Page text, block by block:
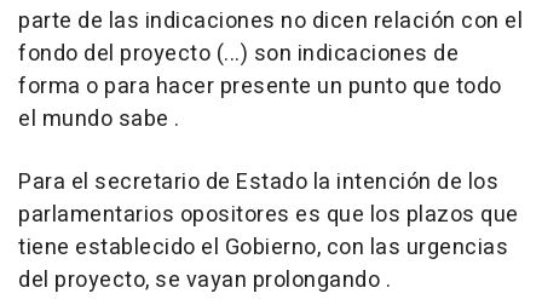
parte de las indicaciones no dicen relación con el
fondo del proyecto (...) son indicaciones de
forma o para hacer presente un punto que todo
el mundo sabe .
Para el secretario de Estado la intención de los
parlamentarios opositores es que los plazos que
tiene establecido el Gobierno, con las urgencias
del proyecto, se vayan prolongando .